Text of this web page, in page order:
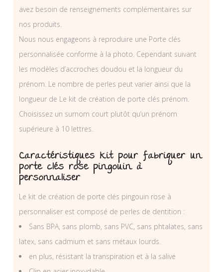
avez besoin de renseignements complémentaires sur
nos produits.
Nous nous engageons à reproduire une Porte clés
personnalisée conforme à la photo. Cependant suivant
les modèles d’accroches doudou et la longueur du
prénom. Le nombre de perles peut varier ainsi que la
longueur de Le kit de création de porte clés prénom.
Choisissez un surnom court plutôt qu’un prénom
supérieure à 10 lettres.
Caractéristiques kit pour fabriquer un
porte clés rose pingouin à
personnaliser
Le kit de création de porte clés pingouin rose à
personnaliser est composé de perles de dentition :
Sans BPA, sans plomb, sans PVC, sans phtalates, sans
latex, sans cadmium et sans métaux lourds.
en plus, résistant la transpiration et à la salive